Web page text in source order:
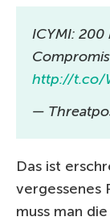
ICYMI:
http://t.co/
—
Das ist
vergessenes
muss man